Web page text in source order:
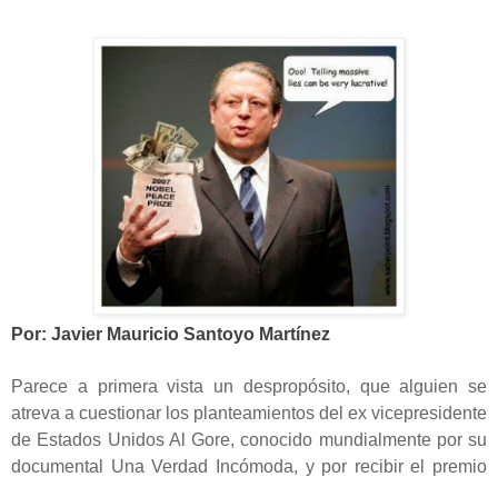
Por: Javier Mauricio Santoyo Martínez
Parece a primera vista un despropósito, que alguien se
atreva a cuestionar los planteamientos del ex vicepresidente
de Estados Unidos Al Gore, conocido mundialmente por su
documental Una Verdad Incómoda, y por recibir el premio